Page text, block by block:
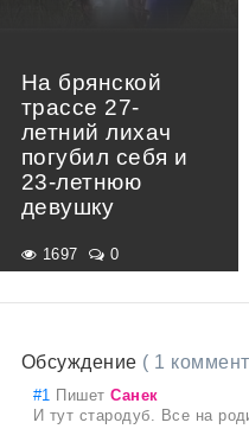
На брянской
трассе 27-
летний лихач
погубил себя и
23-летнюю
девушку
1697 0
Обсуждение ( 1
#1 ПишетСанек
И тут стародуб. Все на